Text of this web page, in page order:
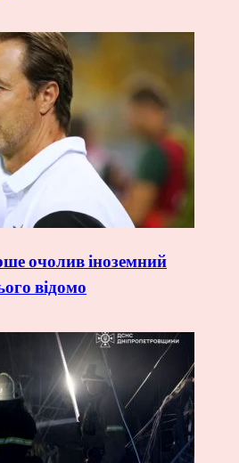
очолив іноземний
відомо